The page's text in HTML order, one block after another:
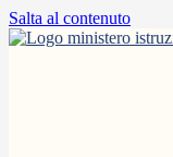
Salta al contenuto